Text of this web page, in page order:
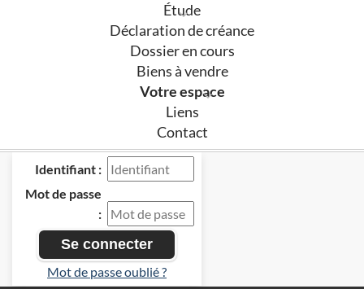
Étude
Déclaration de créance
Dossier en cours
Biens à vendre
Votre espace
Liens
Contact
Identifiant :
Mot de passe
:
Mot de passe oublié ?